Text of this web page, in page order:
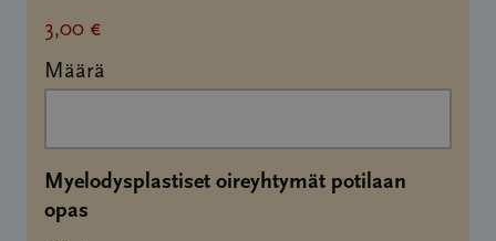
3,00 €
Määrä
Myelodysplastiset oireyhtymät potilaan
opas